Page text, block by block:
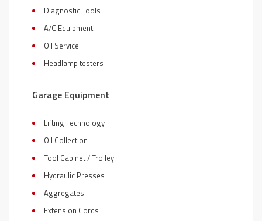
Diagnostic Tools
A/C Equipment
Oil Service
Headlamp testers
Garage Equipment
Lifting Technology
Oil Collection
Tool Cabinet / Trolley
Hydraulic Presses
Aggregates
Extension Cords